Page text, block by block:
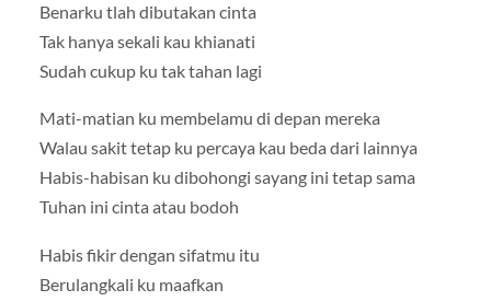
Benarku tlah dibutakan cinta
Tak hanya sekali kau khianati
Sudah cukup ku tak tahan lagi
Mati-matian ku membelamu di depan mereka
Walau sakit tetap ku percaya kau beda dari lainnya
Habis-habisan ku dibohongi sayang ini tetap sama
Tuhan ini cinta atau bodoh
Habis fikir dengan sifatmu itu
Berulangkali ku maafkan